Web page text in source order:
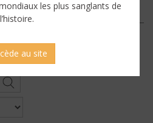
ANTIQUES
les plus sanglants de
l’histoire.
au site